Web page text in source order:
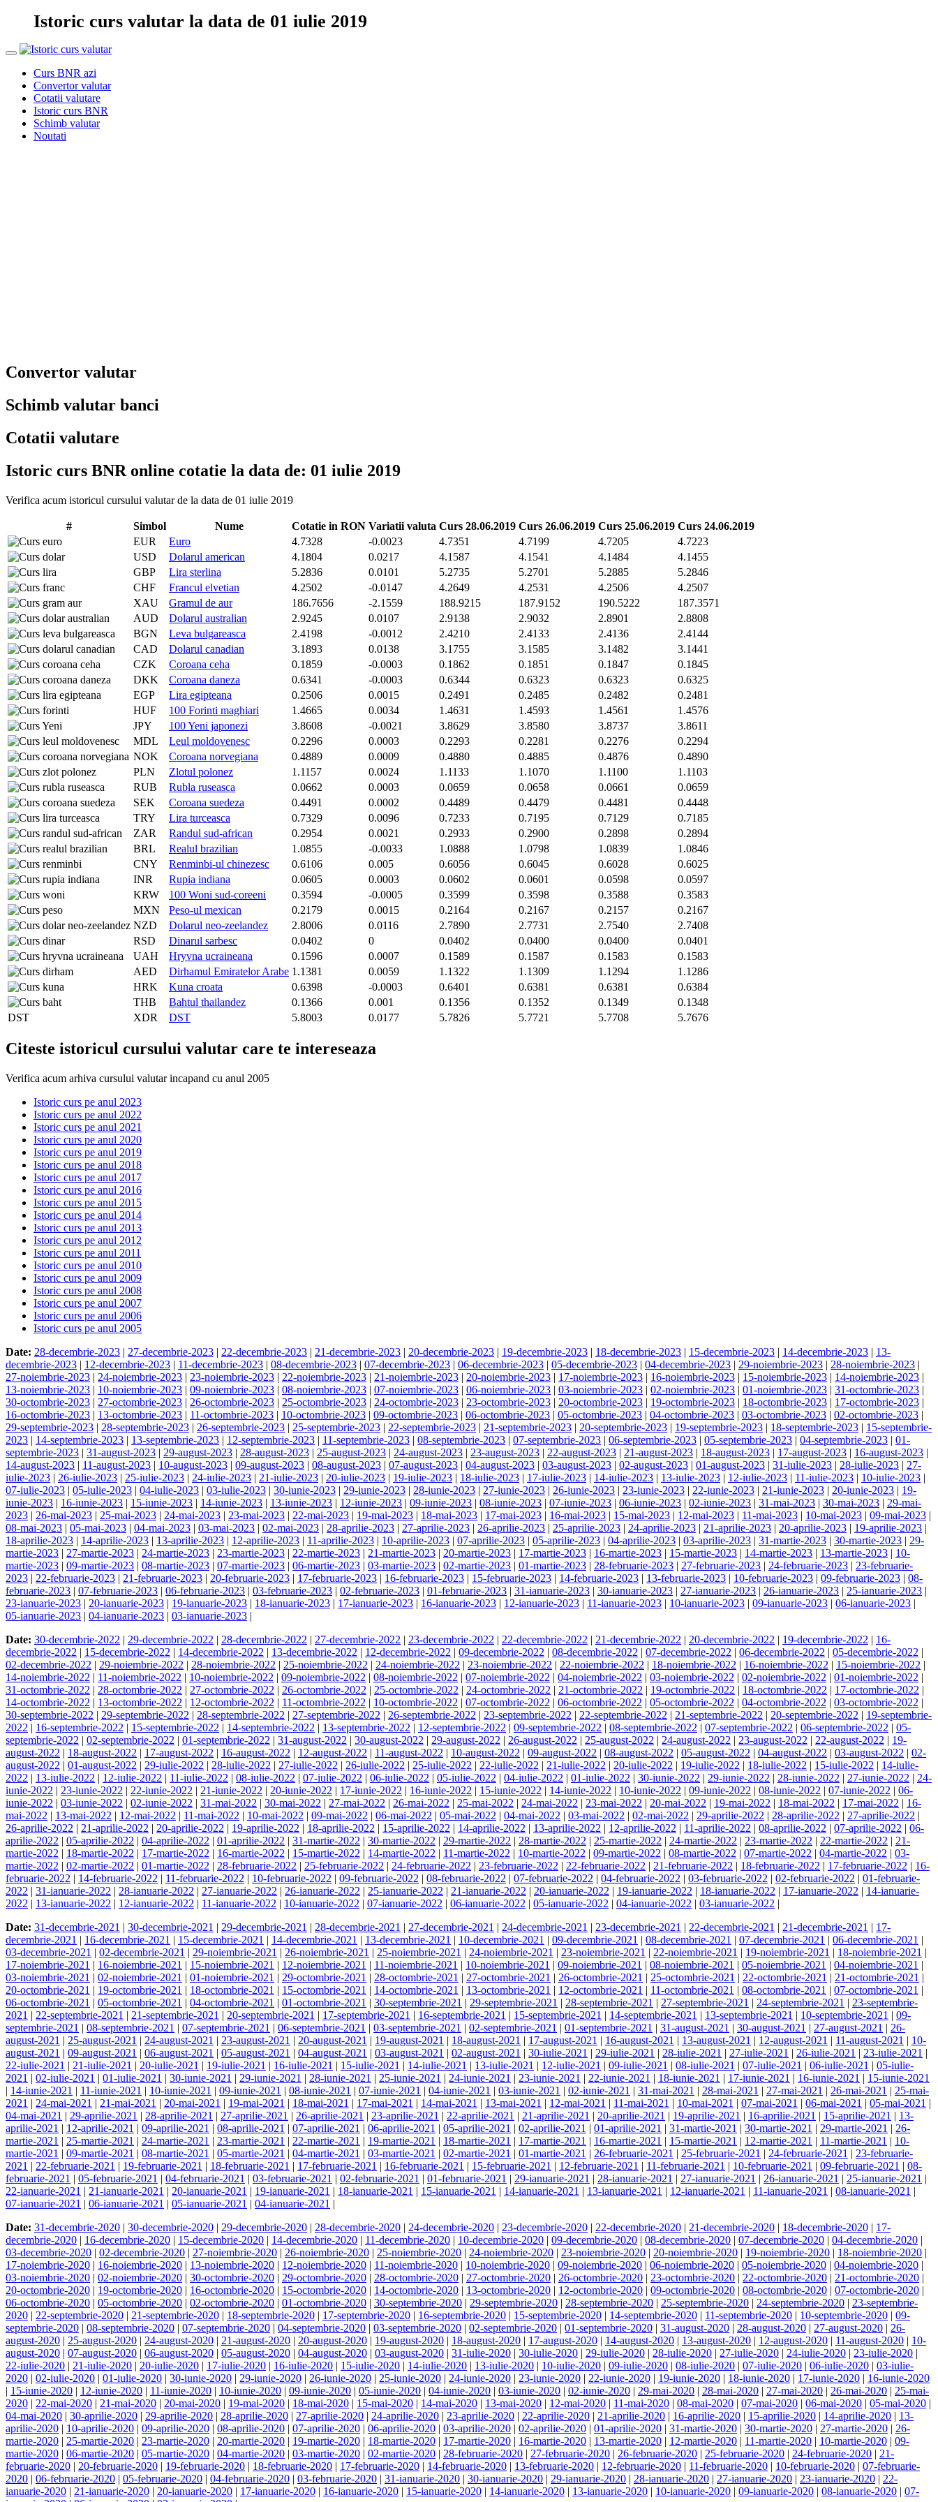
Istoric curs valutar la data de 01 iulie 2019
Curs BNR azi
Convertor valutar
Cotatii valutare
Istoric curs BNR
Schimb valutar
Noutati
Convertor valutar
Schimb valutar banci
Cotatii valutare
Istoric curs BNR online cotatie la data de: 01 iulie 2019
Verifica acum istoricul cursului valutar de la data de 01 iulie 2019
# Simbol Nume Cotatie in RON Variatii valuta Curs 28.06.2019 Curs 26.06.2019 Curs 25.06.2019 Curs 24.06.2019
EUR
Euro 4.7328 -0.0023 4.7351 4.7199 4.7205
4.7223
USD
Dolarul american 4.1804 0.0217 4.1587 4.1541 4.1484
4.1455
GBP
Lira sterlina 5.2836 0.0101 5.2735 5.2701 5.2885
5.2846
CHF
Francul elvetian 4.2502 -0.0147 4.2649 4.2531 4.2506
4.2507
XAU
Gramul de aur 186.7656 -2.1559 188.9215 187.9152 190.5222
187.3571
AUD
Dolarul australian 2.9245 0.0107 2.9138 2.9032 2.8901
2.8808
BGN
Leva bulgareasca 2.4198 -0.0012 2.4210 2.4133 2.4136
2.4144
CAD
Dolarul canadian 3.1893 0.0138 3.1755 3.1585 3.1482
3.1441
CZK
Coroana ceha 0.1859 -0.0003 0.1862 0.1851 0.1847
0.1845
DKK
Coroana daneza 0.6341 -0.0003 0.6344 0.6323 0.6323
0.6325
EGP
Lira egipteana 0.2506 0.0015 0.2491 0.2485 0.2482
0.2481
HUF
100 Forinti maghiari 1.4665 0.0034 1.4631 1.4593 1.4561
1.4576
JPY
100 Yeni japonezi 3.8608 -0.0021 3.8629 3.8580 3.8737
3.8611
MDL
Leul moldovenesc 0.2296 0.0003 0.2293 0.2281 0.2276
0.2294
NOK
Coroana norvegiana 0.4889 0.0009 0.4880 0.4885 0.4876
0.4890
PLN
Zlotul polonez 1.1157 0.0024 1.1133 1.1070 1.1100
1.1103
RUB
Rubla ruseasca 0.0662 0.0003 0.0659 0.0658 0.0661
0.0659
SEK
Coroana suedeza 0.4491 0.0002 0.4489 0.4479 0.4481
0.4448
TRY
Lira turceasca 0.7329 0.0096 0.7233 0.7195 0.7129
0.7185
ZAR
Randul sud-african 0.2954 0.0021 0.2933 0.2900 0.2898
0.2894
BRL
Realul brazilian 1.0855 -0.0033 1.0888 1.0798 1.0839
1.0846
CNY
Renminbi-ul chinezesc 0.6106 0.005 0.6056 0.6045 0.6028
0.6025
INR
Rupia indiana 0.0605 0.0003 0.0602 0.0601 0.0598
0.0597
KRW
100 Woni sud-coreeni 0.3594 -0.0005 0.3599 0.3598 0.3588
0.3583
MXN
Peso-ul mexican 0.2179 0.0015 0.2164 0.2167 0.2157
0.2167
NZD
Dolarul neo-zeelandez 2.8006 0.0116 2.7890 2.7731 2.7540
2.7408
RSD
Dinarul sarbesc 0.0402 0 0.0402 0.0400 0.0400
0.0401
UAH
Hryvna ucraineana 0.1596 0.0007 0.1589 0.1587 0.1583
0.1583
AED
Dirhamul Emiratelor Arabe 1.1381 0.0059 1.1322 1.1309 1.1294
1.1286
HRK
Kuna croata 0.6398 -0.0003 0.6401 0.6381 0.6381
0.6384
THB
Bahtul thailandez 0.1366 0.001 0.1356 0.1352 0.1349
0.1348
DST
XDR DST 5.8003 0.0177 5.7826 5.7721 5.7708 5.7676
Citeste istoricul cursului valutar care te intereseaza
Verifica acum arhiva cursului valutar incapand cu anul 2005
Istoric curs pe anul 2023
Istoric curs pe anul 2022
Istoric curs pe anul 2021
Istoric curs pe anul 2020
Istoric curs pe anul 2019
Istoric curs pe anul 2018
Istoric curs pe anul 2017
Istoric curs pe anul 2016
Istoric curs pe anul 2015
Istoric curs pe anul 2014
Istoric curs pe anul 2013
Istoric curs pe anul 2012
Istoric curs pe anul 2011
Istoric curs pe anul 2010
Istoric curs pe anul 2009
Istoric curs pe anul 2008
Istoric curs pe anul 2007
Istoric curs pe anul 2006
Istoric curs pe anul 2005
Date: 28-decembrie-2023 | 27-decembrie-2023 | 22-decembrie-2023 | 21-decembrie-2023 | 20-decembrie-2023 | 19-decembrie-2023 | 18-decembrie-2023 | 15-decembrie-2023 | 14-decembrie-2023 | 13-
decembrie-2023 | 12-decembrie-2023 | 11-decembrie-2023 | 08-decembrie-2023 | 07-decembrie-2023 | 06-decembrie-2023 | 05-decembrie-2023 | 04-decembrie-2023 | 29-noiembrie-2023 | 28-noiembrie-2023 |
27-noiembrie-2023 | 24-noiembrie-2023 | 23-noiembrie-2023 | 22-noiembrie-2023 | 21-noiembrie-2023 | 20-noiembrie-2023 | 17-noiembrie-2023 | 16-noiembrie-2023 | 15-noiembrie-2023 | 14-noiembrie-2023 |
13-noiembrie-2023 | 10-noiembrie-2023 | 09-noiembrie-2023 | 08-noiembrie-2023 | 07-noiembrie-2023 | 06-noiembrie-2023 | 03-noiembrie-2023 | 02-noiembrie-2023 | 01-noiembrie-2023 | 31-octombrie-2023 |
30-octombrie-2023 | 27-octombrie-2023 | 26-octombrie-2023 | 25-octombrie-2023 | 24-octombrie-2023 | 23-octombrie-2023 | 20-octombrie-2023 | 19-octombrie-2023 | 18-octombrie-2023 | 17-octombrie-2023 |
16-octombrie-2023 | 13-octombrie-2023 | 11-octombrie-2023 | 10-octombrie-2023 | 09-octombrie-2023 | 06-octombrie-2023 | 05-octombrie-2023 | 04-octombrie-2023 | 03-octombrie-2023 | 02-octombrie-2023 |
29-septembrie-2023 | 28-septembrie-2023 | 26-septembrie-2023 | 25-septembrie-2023 | 22-septembrie-2023 | 21-septembrie-2023 | 20-septembrie-2023 | 19-septembrie-2023 | 18-septembrie-2023 | 15-septembrie-
2023 | 14-septembrie-2023 | 13-septembrie-2023 | 12-septembrie-2023 | 11-septembrie-2023 | 08-septembrie-2023 | 07-septembrie-2023 | 06-septembrie-2023 | 05-septembrie-2023 | 04-septembrie-2023 | 01-
septembrie-2023 | 31-august-2023 | 29-august-2023 | 28-august-2023 | 25-august-2023 | 24-august-2023 | 23-august-2023 | 22-august-2023 | 21-august-2023 | 18-august-2023 | 17-august-2023 | 16-august-2023 |
14-august-2023 | 11-august-2023 | 10-august-2023 | 09-august-2023 | 08-august-2023 | 07-august-2023 | 04-august-2023 | 03-august-2023 | 02-august-2023 | 01-august-2023 | 31-iulie-2023 | 28-iulie-2023 | 27-
iulie-2023 | 26-iulie-2023 | 25-iulie-2023 | 24-iulie-2023 | 21-iulie-2023 | 20-iulie-2023 | 19-iulie-2023 | 18-iulie-2023 | 17-iulie-2023 | 14-iulie-2023 | 13-iulie-2023 | 12-iulie-2023 | 11-iulie-2023 | 10-iulie-2023 |
07-iulie-2023 | 05-iulie-2023 | 04-iulie-2023 | 03-iulie-2023 | 30-iunie-2023 | 29-iunie-2023 | 28-iunie-2023 | 27-iunie-2023 | 26-iunie-2023 | 23-iunie-2023 | 22-iunie-2023 | 21-iunie-2023 | 20-iunie-2023 | 19-
iunie-2023 | 16-iunie-2023 | 15-iunie-2023 | 14-iunie-2023 | 13-iunie-2023 | 12-iunie-2023 | 09-iunie-2023 | 08-iunie-2023 | 07-iunie-2023 | 06-iunie-2023 | 02-iunie-2023 | 31-mai-2023 | 30-mai-2023 | 29-mai-
2023 | 26-mai-2023 | 25-mai-2023 | 24-mai-2023 | 23-mai-2023 | 22-mai-2023 | 19-mai-2023 | 18-mai-2023 | 17-mai-2023 | 16-mai-2023 | 15-mai-2023 | 12-mai-2023 | 11-mai-2023 | 10-mai-2023 | 09-mai-2023 |
08-mai-2023 | 05-mai-2023 | 04-mai-2023 | 03-mai-2023 | 02-mai-2023 | 28-aprilie-2023 | 27-aprilie-2023 | 26-aprilie-2023 | 25-aprilie-2023 | 24-aprilie-2023 | 21-aprilie-2023 | 20-aprilie-2023 | 19-aprilie-2023 |
18-aprilie-2023 | 14-aprilie-2023 | 13-aprilie-2023 | 12-aprilie-2023 | 11-aprilie-2023 | 10-aprilie-2023 | 07-aprilie-2023 | 05-aprilie-2023 | 04-aprilie-2023 | 03-aprilie-2023 | 31-martie-2023 | 30-martie-2023 | 29-
martie-2023 | 27-martie-2023 | 24-martie-2023 | 23-martie-2023 | 22-martie-2023 | 21-martie-2023 | 20-martie-2023 | 17-martie-2023 | 16-martie-2023 | 15-martie-2023 | 14-martie-2023 | 13-martie-2023 | 10-
martie-2023 | 09-martie-2023 | 08-martie-2023 | 07-martie-2023 | 06-martie-2023 | 03-martie-2023 | 02-martie-2023 | 01-martie-2023 | 28-februarie-2023 | 27-februarie-2023 | 24-februarie-2023 | 23-februarie-
2023 | 22-februarie-2023 | 21-februarie-2023 | 20-februarie-2023 | 17-februarie-2023 | 16-februarie-2023 | 15-februarie-2023 | 14-februarie-2023 | 13-februarie-2023 | 10-februarie-2023 | 09-februarie-2023 | 08-
februarie-2023 | 07-februarie-2023 | 06-februarie-2023 | 03-februarie-2023 | 02-februarie-2023 | 01-februarie-2023 | 31-ianuarie-2023 | 30-ianuarie-2023 | 27-ianuarie-2023 | 26-ianuarie-2023 | 25-ianuarie-2023 |
23-ianuarie-2023 | 20-ianuarie-2023 | 19-ianuarie-2023 | 18-ianuarie-2023 | 17-ianuarie-2023 | 16-ianuarie-2023 | 12-ianuarie-2023 | 11-ianuarie-2023 | 10-ianuarie-2023 | 09-ianuarie-2023 | 06-ianuarie-2023 |
05-ianuarie-2023 | 04-ianuarie-2023 | 03-ianuarie-2023 |
Date: 30-decembrie-2022 | 29-decembrie-2022 | 28-decembrie-2022 | 27-decembrie-2022 | 23-decembrie-2022 | 22-decembrie-2022 | 21-decembrie-2022 | 20-decembrie-2022 | 19-decembrie-2022 | 16-
decembrie-2022 | 15-decembrie-2022 | 14-decembrie-2022 | 13-decembrie-2022 | 12-decembrie-2022 | 09-decembrie-2022 | 08-decembrie-2022 | 07-decembrie-2022 | 06-decembrie-2022 | 05-decembrie-2022 |
02-decembrie-2022 | 29-noiembrie-2022 | 28-noiembrie-2022 | 25-noiembrie-2022 | 24-noiembrie-2022 | 23-noiembrie-2022 | 22-noiembrie-2022 | 18-noiembrie-2022 | 16-noiembrie-2022 | 15-noiembrie-2022 |
14-noiembrie-2022 | 11-noiembrie-2022 | 10-noiembrie-2022 | 09-noiembrie-2022 | 08-noiembrie-2022 | 07-noiembrie-2022 | 04-noiembrie-2022 | 03-noiembrie-2022 | 02-noiembrie-2022 | 01-noiembrie-2022 |
31-octombrie-2022 | 28-octombrie-2022 | 27-octombrie-2022 | 26-octombrie-2022 | 25-octombrie-2022 | 24-octombrie-2022 | 21-octombrie-2022 | 19-octombrie-2022 | 18-octombrie-2022 | 17-octombrie-2022 |
14-octombrie-2022 | 13-octombrie-2022 | 12-octombrie-2022 | 11-octombrie-2022 | 10-octombrie-2022 | 07-octombrie-2022 | 06-octombrie-2022 | 05-octombrie-2022 | 04-octombrie-2022 | 03-octombrie-2022 |
30-septembrie-2022 | 29-septembrie-2022 | 28-septembrie-2022 | 27-septembrie-2022 | 26-septembrie-2022 | 23-septembrie-2022 | 22-septembrie-2022 | 21-septembrie-2022 | 20-septembrie-2022 | 19-septembrie-
2022 | 16-septembrie-2022 | 15-septembrie-2022 | 14-septembrie-2022 | 13-septembrie-2022 | 12-septembrie-2022 | 09-septembrie-2022 | 08-septembrie-2022 | 07-septembrie-2022 | 06-septembrie-2022 | 05-
septembrie-2022 | 02-septembrie-2022 | 01-septembrie-2022 | 31-august-2022 | 30-august-2022 | 29-august-2022 | 26-august-2022 | 25-august-2022 | 24-august-2022 | 23-august-2022 | 22-august-2022 | 19-
august-2022 | 18-august-2022 | 17-august-2022 | 16-august-2022 | 12-august-2022 | 11-august-2022 | 10-august-2022 | 09-august-2022 | 08-august-2022 | 05-august-2022 | 04-august-2022 | 03-august-2022 | 02-
august-2022 | 01-august-2022 | 29-iulie-2022 | 28-iulie-2022 | 27-iulie-2022 | 26-iulie-2022 | 25-iulie-2022 | 22-iulie-2022 | 21-iulie-2022 | 20-iulie-2022 | 19-iulie-2022 | 18-iulie-2022 | 15-iulie-2022 | 14-iulie-
2022 | 13-iulie-2022 | 12-iulie-2022 | 11-iulie-2022 | 08-iulie-2022 | 07-iulie-2022 | 06-iulie-2022 | 05-iulie-2022 | 04-iulie-2022 | 01-iulie-2022 | 30-iunie-2022 | 29-iunie-2022 | 28-iunie-2022 | 27-iunie-2022 | 24-
iunie-2022 | 23-iunie-2022 | 22-iunie-2022 | 21-iunie-2022 | 20-iunie-2022 | 17-iunie-2022 | 16-iunie-2022 | 15-iunie-2022 | 14-iunie-2022 | 10-iunie-2022 | 09-iunie-2022 | 08-iunie-2022 | 07-iunie-2022 | 06-
iunie-2022 | 03-iunie-2022 | 02-iunie-2022 | 31-mai-2022 | 30-mai-2022 | 27-mai-2022 | 26-mai-2022 | 25-mai-2022 | 24-mai-2022 | 23-mai-2022 | 20-mai-2022 | 19-mai-2022 | 18-mai-2022 | 17-mai-2022 | 16-
mai-2022 | 13-mai-2022 | 12-mai-2022 | 11-mai-2022 | 10-mai-2022 | 09-mai-2022 | 06-mai-2022 | 05-mai-2022 | 04-mai-2022 | 03-mai-2022 | 02-mai-2022 | 29-aprilie-2022 | 28-aprilie-2022 | 27-aprilie-2022 |
26-aprilie-2022 | 21-aprilie-2022 | 20-aprilie-2022 | 19-aprilie-2022 | 18-aprilie-2022 | 15-aprilie-2022 | 14-aprilie-2022 | 13-aprilie-2022 | 12-aprilie-2022 | 11-aprilie-2022 | 08-aprilie-2022 | 07-aprilie-2022 | 06-
aprilie-2022 | 05-aprilie-2022 | 04-aprilie-2022 | 01-aprilie-2022 | 31-martie-2022 | 30-martie-2022 | 29-martie-2022 | 28-martie-2022 | 25-martie-2022 | 24-martie-2022 | 23-martie-2022 | 22-martie-2022 | 21-
martie-2022 | 18-martie-2022 | 17-martie-2022 | 16-martie-2022 | 15-martie-2022 | 14-martie-2022 | 11-martie-2022 | 10-martie-2022 | 09-martie-2022 | 08-martie-2022 | 07-martie-2022 | 04-martie-2022 | 03-
martie-2022 | 02-martie-2022 | 01-martie-2022 | 28-februarie-2022 | 25-februarie-2022 | 24-februarie-2022 | 23-februarie-2022 | 22-februarie-2022 | 21-februarie-2022 | 18-februarie-2022 | 17-februarie-2022 | 16-
februarie-2022 | 14-februarie-2022 | 11-februarie-2022 | 10-februarie-2022 | 09-februarie-2022 | 08-februarie-2022 | 07-februarie-2022 | 04-februarie-2022 | 03-februarie-2022 | 02-februarie-2022 | 01-februarie-
2022 | 31-ianuarie-2022 | 28-ianuarie-2022 | 27-ianuarie-2022 | 26-ianuarie-2022 | 25-ianuarie-2022 | 21-ianuarie-2022 | 20-ianuarie-2022 | 19-ianuarie-2022 | 18-ianuarie-2022 | 17-ianuarie-2022 | 14-ianuarie-
2022 | 13-ianuarie-2022 | 12-ianuarie-2022 | 11-ianuarie-2022 | 10-ianuarie-2022 | 07-ianuarie-2022 | 06-ianuarie-2022 | 05-ianuarie-2022 | 04-ianuarie-2022 | 03-ianuarie-2022 |
Date: 31-decembrie-2021 | 30-decembrie-2021 | 29-decembrie-2021 | 28-decembrie-2021 | 27-decembrie-2021 | 24-decembrie-2021 | 23-decembrie-2021 | 22-decembrie-2021 | 21-decembrie-2021 | 17-
decembrie-2021 | 16-decembrie-2021 | 15-decembrie-2021 | 14-decembrie-2021 | 13-decembrie-2021 | 10-decembrie-2021 | 09-decembrie-2021 | 08-decembrie-2021 | 07-decembrie-2021 | 06-decembrie-2021 |
03-decembrie-2021 | 02-decembrie-2021 | 29-noiembrie-2021 | 26-noiembrie-2021 | 25-noiembrie-2021 | 24-noiembrie-2021 | 23-noiembrie-2021 | 22-noiembrie-2021 | 19-noiembrie-2021 | 18-noiembrie-2021 |
17-noiembrie-2021 | 16-noiembrie-2021 | 15-noiembrie-2021 | 12-noiembrie-2021 | 11-noiembrie-2021 | 10-noiembrie-2021 | 09-noiembrie-2021 | 08-noiembrie-2021 | 05-noiembrie-2021 | 04-noiembrie-2021 |
03-noiembrie-2021 | 02-noiembrie-2021 | 01-noiembrie-2021 | 29-octombrie-2021 | 28-octombrie-2021 | 27-octombrie-2021 | 26-octombrie-2021 | 25-octombrie-2021 | 22-octombrie-2021 | 21-octombrie-2021 |
20-octombrie-2021 | 19-octombrie-2021 | 18-octombrie-2021 | 15-octombrie-2021 | 14-octombrie-2021 | 13-octombrie-2021 | 12-octombrie-2021 | 11-octombrie-2021 | 08-octombrie-2021 | 07-octombrie-2021 |
06-octombrie-2021 | 05-octombrie-2021 | 04-octombrie-2021 | 01-octombrie-2021 | 30-septembrie-2021 | 29-septembrie-2021 | 28-septembrie-2021 | 27-septembrie-2021 | 24-septembrie-2021 | 23-septembrie-
2021 | 22-septembrie-2021 | 21-septembrie-2021 | 20-septembrie-2021 | 17-septembrie-2021 | 16-septembrie-2021 | 15-septembrie-2021 | 14-septembrie-2021 | 13-septembrie-2021 | 10-septembrie-2021 | 09-
septembrie-2021 | 08-septembrie-2021 | 07-septembrie-2021 | 06-septembrie-2021 | 03-septembrie-2021 | 02-septembrie-2021 | 01-septembrie-2021 | 31-august-2021 | 30-august-2021 | 27-august-2021 | 26-
august-2021 | 25-august-2021 | 24-august-2021 | 23-august-2021 | 20-august-2021 | 19-august-2021 | 18-august-2021 | 17-august-2021 | 16-august-2021 | 13-august-2021 | 12-august-2021 | 11-august-2021 | 10-
august-2021 | 09-august-2021 | 06-august-2021 | 05-august-2021 | 04-august-2021 | 03-august-2021 | 02-august-2021 | 30-iulie-2021 | 29-iulie-2021 | 28-iulie-2021 | 27-iulie-2021 | 26-iulie-2021 | 23-iulie-2021 |
22-iulie-2021 | 21-iulie-2021 | 20-iulie-2021 | 19-iulie-2021 | 16-iulie-2021 | 15-iulie-2021 | 14-iulie-2021 | 13-iulie-2021 | 12-iulie-2021 | 09-iulie-2021 | 08-iulie-2021 | 07-iulie-2021 | 06-iulie-2021 | 05-iulie-
2021 | 02-iulie-2021 | 01-iulie-2021 | 30-iunie-2021 | 29-iunie-2021 | 28-iunie-2021 | 25-iunie-2021 | 24-iunie-2021 | 23-iunie-2021 | 22-iunie-2021 | 18-iunie-2021 | 17-iunie-2021 | 16-iunie-2021 | 15-iunie-2021
| 14-iunie-2021 | 11-iunie-2021 | 10-iunie-2021 | 09-iunie-2021 | 08-iunie-2021 | 07-iunie-2021 | 04-iunie-2021 | 03-iunie-2021 | 02-iunie-2021 | 31-mai-2021 | 28-mai-2021 | 27-mai-2021 | 26-mai-2021 | 25-mai-
2021 | 24-mai-2021 | 21-mai-2021 | 20-mai-2021 | 19-mai-2021 | 18-mai-2021 | 17-mai-2021 | 14-mai-2021 | 13-mai-2021 | 12-mai-2021 | 11-mai-2021 | 10-mai-2021 | 07-mai-2021 | 06-mai-2021 | 05-mai-2021 |
04-mai-2021 | 29-aprilie-2021 | 28-aprilie-2021 | 27-aprilie-2021 | 26-aprilie-2021 | 23-aprilie-2021 | 22-aprilie-2021 | 21-aprilie-2021 | 20-aprilie-2021 | 19-aprilie-2021 | 16-aprilie-2021 | 15-aprilie-2021 | 13-
aprilie-2021 | 12-aprilie-2021 | 09-aprilie-2021 | 08-aprilie-2021 | 07-aprilie-2021 | 06-aprilie-2021 | 05-aprilie-2021 | 02-aprilie-2021 | 01-aprilie-2021 | 31-martie-2021 | 30-martie-2021 | 29-martie-2021 | 26-
martie-2021 | 25-martie-2021 | 24-martie-2021 | 23-martie-2021 | 22-martie-2021 | 19-martie-2021 | 18-martie-2021 | 17-martie-2021 | 16-martie-2021 | 15-martie-2021 | 12-martie-2021 | 11-martie-2021 | 10-
martie-2021 | 09-martie-2021 | 08-martie-2021 | 05-martie-2021 | 04-martie-2021 | 03-martie-2021 | 02-martie-2021 | 01-martie-2021 | 26-februarie-2021 | 25-februarie-2021 | 24-februarie-2021 | 23-februarie-
2021 | 22-februarie-2021 | 19-februarie-2021 | 18-februarie-2021 | 17-februarie-2021 | 16-februarie-2021 | 15-februarie-2021 | 12-februarie-2021 | 11-februarie-2021 | 10-februarie-2021 | 09-februarie-2021 | 08-
februarie-2021 | 05-februarie-2021 | 04-februarie-2021 | 03-februarie-2021 | 02-februarie-2021 | 01-februarie-2021 | 29-ianuarie-2021 | 28-ianuarie-2021 | 27-ianuarie-2021 | 26-ianuarie-2021 | 25-ianuarie-2021 |
22-ianuarie-2021 | 21-ianuarie-2021 | 20-ianuarie-2021 | 19-ianuarie-2021 | 18-ianuarie-2021 | 15-ianuarie-2021 | 14-ianuarie-2021 | 13-ianuarie-2021 | 12-ianuarie-2021 | 11-ianuarie-2021 | 08-ianuarie-2021 |
07-ianuarie-2021 | 06-ianuarie-2021 | 05-ianuarie-2021 | 04-ianuarie-2021 |
Date: 31-decembrie-2020 | 30-decembrie-2020 | 29-decembrie-2020 | 28-decembrie-2020 | 24-decembrie-2020 | 23-decembrie-2020 | 22-decembrie-2020 | 21-decembrie-2020 | 18-decembrie-2020 | 17-
decembrie-2020 | 16-decembrie-2020 | 15-decembrie-2020 | 14-decembrie-2020 | 11-decembrie-2020 | 10-decembrie-2020 | 09-decembrie-2020 | 08-decembrie-2020 | 07-decembrie-2020 | 04-decembrie-2020 |
03-decembrie-2020 | 02-decembrie-2020 | 27-noiembrie-2020 | 26-noiembrie-2020 | 25-noiembrie-2020 | 24-noiembrie-2020 | 23-noiembrie-2020 | 20-noiembrie-2020 | 19-noiembrie-2020 | 18-noiembrie-2020 |
17-noiembrie-2020 | 16-noiembrie-2020 | 13-noiembrie-2020 | 12-noiembrie-2020 | 11-noiembrie-2020 | 10-noiembrie-2020 | 09-noiembrie-2020 | 06-noiembrie-2020 | 05-noiembrie-2020 | 04-noiembrie-2020 |
03-noiembrie-2020 | 02-noiembrie-2020 | 30-octombrie-2020 | 29-octombrie-2020 | 28-octombrie-2020 | 27-octombrie-2020 | 26-octombrie-2020 | 23-octombrie-2020 | 22-octombrie-2020 | 21-octombrie-2020 |
20-octombrie-2020 | 19-octombrie-2020 | 16-octombrie-2020 | 15-octombrie-2020 | 14-octombrie-2020 | 13-octombrie-2020 | 12-octombrie-2020 | 09-octombrie-2020 | 08-octombrie-2020 | 07-octombrie-2020 |
06-octombrie-2020 | 05-octombrie-2020 | 02-octombrie-2020 | 01-octombrie-2020 | 30-septembrie-2020 | 29-septembrie-2020 | 28-septembrie-2020 | 25-septembrie-2020 | 24-septembrie-2020 | 23-septembrie-
2020 | 22-septembrie-2020 | 21-septembrie-2020 | 18-septembrie-2020 | 17-septembrie-2020 | 16-septembrie-2020 | 15-septembrie-2020 | 14-septembrie-2020 | 11-septembrie-2020 | 10-septembrie-2020 | 09-
septembrie-2020 | 08-septembrie-2020 | 07-septembrie-2020 | 04-septembrie-2020 | 03-septembrie-2020 | 02-septembrie-2020 | 01-septembrie-2020 | 31-august-2020 | 28-august-2020 | 27-august-2020 | 26-
august-2020 | 25-august-2020 | 24-august-2020 | 21-august-2020 | 20-august-2020 | 19-august-2020 | 18-august-2020 | 17-august-2020 | 14-august-2020 | 13-august-2020 | 12-august-2020 | 11-august-2020 | 10-
august-2020 | 07-august-2020 | 06-august-2020 | 05-august-2020 | 04-august-2020 | 03-august-2020 | 31-iulie-2020 | 30-iulie-2020 | 29-iulie-2020 | 28-iulie-2020 | 27-iulie-2020 | 24-iulie-2020 | 23-iulie-2020 |
22-iulie-2020 | 21-iulie-2020 | 20-iulie-2020 | 17-iulie-2020 | 16-iulie-2020 | 15-iulie-2020 | 14-iulie-2020 | 13-iulie-2020 | 10-iulie-2020 | 09-iulie-2020 | 08-iulie-2020 | 07-iulie-2020 | 06-iulie-2020 | 03-iulie-
2020 | 02-iulie-2020 | 01-iulie-2020 | 30-iunie-2020 | 29-iunie-2020 | 26-iunie-2020 | 25-iunie-2020 | 24-iunie-2020 | 23-iunie-2020 | 22-iunie-2020 | 19-iunie-2020 | 18-iunie-2020 | 17-iunie-2020 | 16-iunie-2020
| 15-iunie-2020 | 12-iunie-2020 | 11-iunie-2020 | 10-iunie-2020 | 09-iunie-2020 | 05-iunie-2020 | 04-iunie-2020 | 03-iunie-2020 | 02-iunie-2020 | 29-mai-2020 | 28-mai-2020 | 27-mai-2020 | 26-mai-2020 | 25-mai-
2020 | 22-mai-2020 | 21-mai-2020 | 20-mai-2020 | 19-mai-2020 | 18-mai-2020 | 15-mai-2020 | 14-mai-2020 | 13-mai-2020 | 12-mai-2020 | 11-mai-2020 | 08-mai-2020 | 07-mai-2020 | 06-mai-2020 | 05-mai-2020 |
04-mai-2020 | 30-aprilie-2020 | 29-aprilie-2020 | 28-aprilie-2020 | 27-aprilie-2020 | 24-aprilie-2020 | 23-aprilie-2020 | 22-aprilie-2020 | 21-aprilie-2020 | 16-aprilie-2020 | 15-aprilie-2020 | 14-aprilie-2020 | 13-
aprilie-2020 | 10-aprilie-2020 | 09-aprilie-2020 | 08-aprilie-2020 | 07-aprilie-2020 | 06-aprilie-2020 | 03-aprilie-2020 | 02-aprilie-2020 | 01-aprilie-2020 | 31-martie-2020 | 30-martie-2020 | 27-martie-2020 | 26-
martie-2020 | 25-martie-2020 | 23-martie-2020 | 20-martie-2020 | 19-martie-2020 | 18-martie-2020 | 17-martie-2020 | 16-martie-2020 | 13-martie-2020 | 12-martie-2020 | 11-martie-2020 | 10-martie-2020 | 09-
martie-2020 | 06-martie-2020 | 05-martie-2020 | 04-martie-2020 | 03-martie-2020 | 02-martie-2020 | 28-februarie-2020 | 27-februarie-2020 | 26-februarie-2020 | 25-februarie-2020 | 24-februarie-2020 | 21-
februarie-2020 | 20-februarie-2020 | 19-februarie-2020 | 18-februarie-2020 | 17-februarie-2020 | 14-februarie-2020 | 13-februarie-2020 | 12-februarie-2020 | 11-februarie-2020 | 10-februarie-2020 | 07-februarie-
2020 | 06-februarie-2020 | 05-februarie-2020 | 04-februarie-2020 | 03-februarie-2020 | 31-ianuarie-2020 | 30-ianuarie-2020 | 29-ianuarie-2020 | 28-ianuarie-2020 | 27-ianuarie-2020 | 23-ianuarie-2020 | 22-
ianuarie-2020 | 21-ianuarie-2020 | 20-ianuarie-2020 | 17-ianuarie-2020 | 16-ianuarie-2020 | 15-ianuarie-2020 | 14-ianuarie-2020 | 13-ianuarie-2020 | 10-ianuarie-2020 | 09-ianuarie-2020 | 08-ianuarie-2020 | 07-